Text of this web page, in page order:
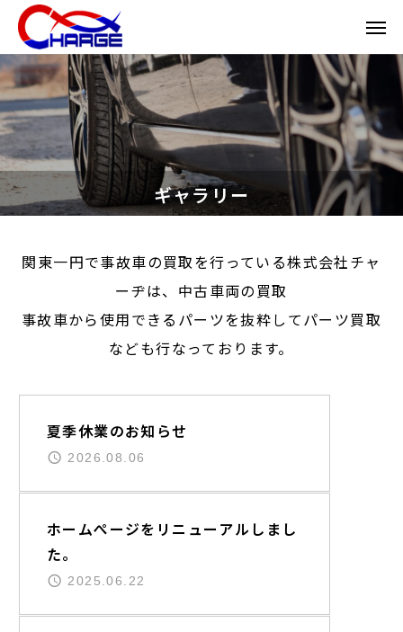
ギャラリー
関東一円で事故車の買取を行っている株式会社チャ
ーヂは、中古車両の買取
事故車から使用できるパーツを抜粋してパーツ買取
なども行なっております。
夏季休業のお知らせ
2026.08.06
ホームぺージをリニューアルしまし
た。
2025.06.22